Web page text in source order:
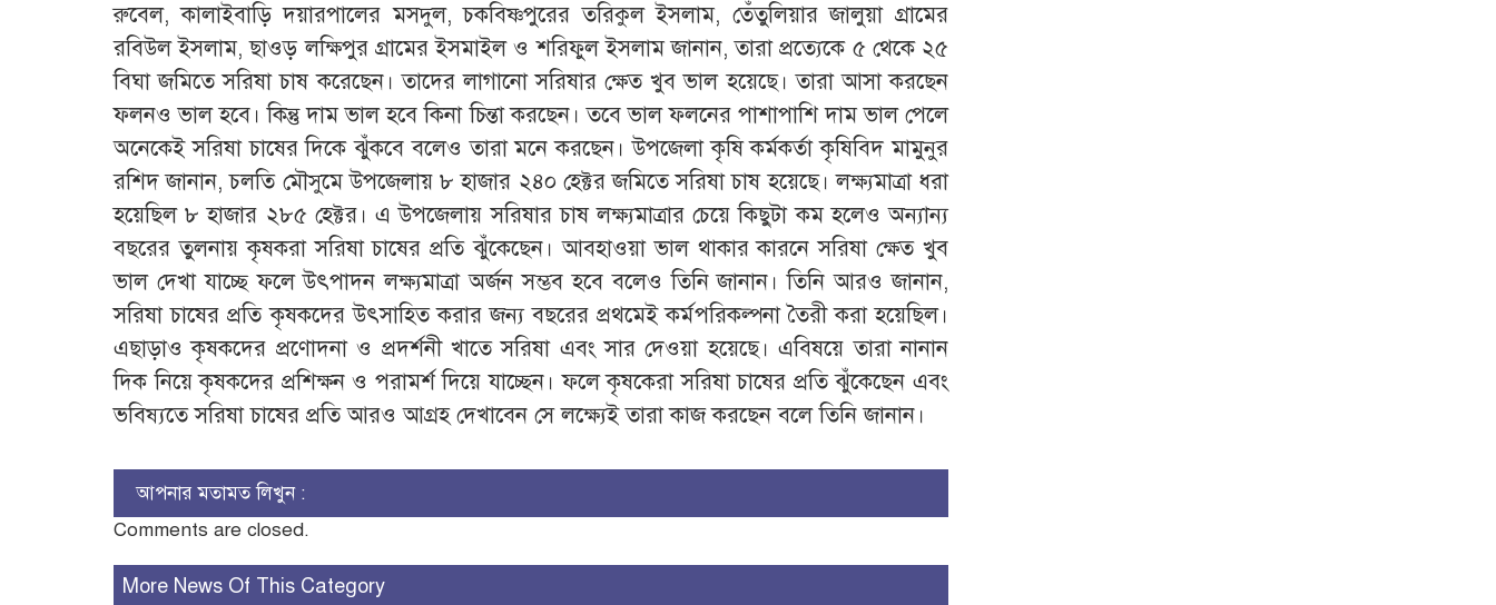
রুবেল, কালাইবাড়ি দয়ারপালের মসদুল, চকবিষ্ণপুরের তরিকুল ইসলাম, তেঁতুলিয়ার জালুয়া গ্রামের
রবিউল ইসলাম, ছাওড় লক্ষিপুর গ্রামের ইসমাইল ও শরিফুল ইসলাম জানান, তারা প্রত্যেকে ৫ থেকে ২৫
বিঘা জমিতে সরিষা চাষ করেছেন। তাদের লাগানো সরিষার ক্ষেত খুব ভাল হয়েছে। তারা আসা করছেন
ফলনও ভাল হবে। কিন্তু দাম ভাল হবে কিনা চিন্তা করছেন। তবে ভাল ফলনের পাশাপাশি দাম ভাল পেলে
অনেকেই সরিষা চাষের দিকে ঝুঁকবে বলেও তারা মনে করছেন। উপজেলা কৃষি কর্মকর্তা কৃষিবিদ মামুনুর
রশিদ জানান, চলতি মৌসুমে উপজেলায় ৮ হাজার ২৪০ হেক্টর জমিতে সরিষা চাষ হয়েছে। লক্ষ্যমাত্রা ধরা
হয়েছিল ৮ হাজার ২৮৫ হেক্টর। এ উপজেলায় সরিষার চাষ লক্ষ্যমাত্রার চেয়ে কিছুটা কম হলেও অন্যান্য
বছরের তুলনায় কৃষকরা সরিষা চাষের প্রতি ঝুঁকেছেন। আবহাওয়া ভাল থাকার কারনে সরিষা ক্ষেত খুব
ভাল দেখা যাচ্ছে ফলে উৎপাদন লক্ষ্যমাত্রা অর্জন সম্ভব হবে বলেও তিনি জানান। তিনি আরও জানান,
সরিষা চাষের প্রতি কৃষকদের উৎসাহিত করার জন্য বছরের প্রথমেই কর্মপরিকল্পনা তৈরী করা হয়েছিল।
এছাড়াও কৃষকদের প্রণোদনা ও প্রদর্শনী খাতে সরিষা এবং সার দেওয়া হয়েছে। এবিষয়ে তারা নানান
দিক নিয়ে কৃষকদের প্রশিক্ষন ও পরামর্শ দিয়ে যাচ্ছেন। ফলে কৃষকেরা সরিষা চাষের প্রতি ঝুঁকেছেন এবং
ভবিষ্যতে সরিষা চাষের প্রতি আরও আগ্রহ দেখাবেন সে লক্ষ্যেই তারা কাজ করছেন বলে তিনি জানান।
আপনার মতামত লিখুন :
Comments are closed.
More News Of This Category